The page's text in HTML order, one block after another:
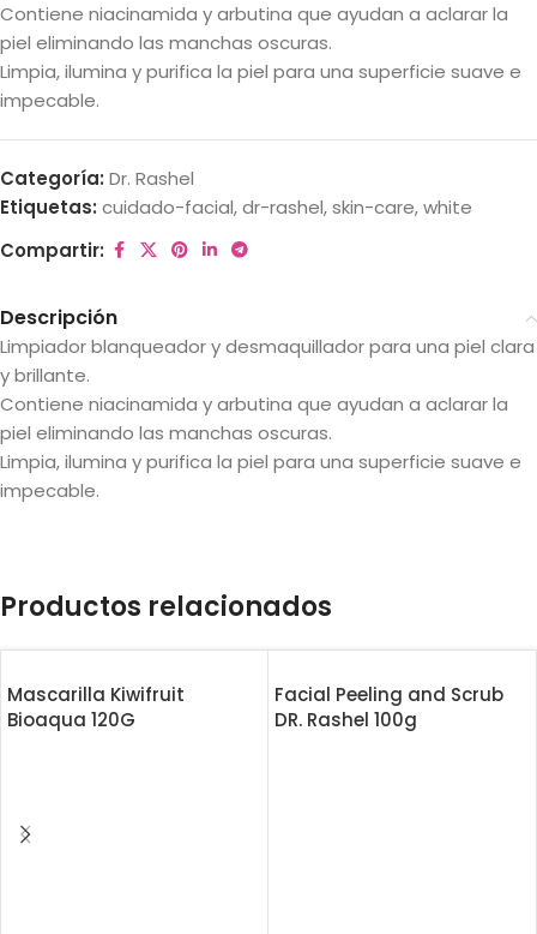
Contiene niacinamida y arbutina que ayudan a aclarar la
piel eliminando las manchas oscuras.
Limpia, ilumina y purifica la piel para una superficie suave e
impecable.
Categoría: Dr. Rashel
Etiquetas: cuidado-facial,dr-rashel,skin-care,white
Compartir:
Descripción
Limpiador blanqueador y desmaquillador para una piel clara
y brillante.
Contiene niacinamida y arbutina que ayudan a aclarar la
piel eliminando las manchas oscuras.
Limpia, ilumina y purifica la piel para una superficie suave e
impecable.
Productos relacionados
Mascarilla Kiwifruit
Bioaqua 120G
Facial Peeling and Scrub
DR. Rashel 100g